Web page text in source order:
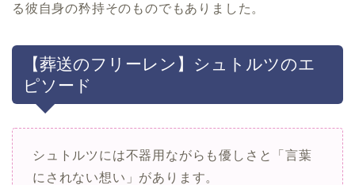
る彼自身の矜持そのものでもありました。
【葬送のフリーレン】シュトルツのエ
ピソード
シュトルツには不器用ながらも優しさと「言葉
にされない想い」があります。